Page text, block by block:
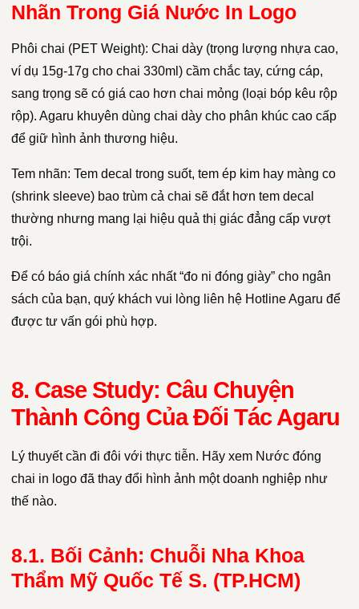
Nhãn Trong Giá Nước In Logo
Phôi chai (PET Weight): Chai dày (trọng lượng nhựa cao,
ví dụ 15g-17g cho chai 330ml) cầm chắc tay, cứng cáp,
sang trọng sẽ có giá cao hơn chai mỏng (loại bóp kêu rộp
rộp). Agaru khuyên dùng chai dày cho phân khúc cao cấp
để giữ hình ảnh thương hiệu.
Tem nhãn: Tem decal trong suốt, tem ép kim hay màng co
(shrink sleeve) bao trùm cả chai sẽ đắt hơn tem decal
thường nhưng mang lại hiệu quả thị giác đẳng cấp vượt
trội.
Để có báo giá chính xác nhất “đo ni đóng giày” cho ngân
sách của bạn, quý khách vui lòng liên hệ Hotline Agaru để
được tư vấn gói phù hợp.
8. Case Study: Câu Chuyện
Thành Công Của Đối Tác Agaru
Lý thuyết cần đi đôi với thực tiễn. Hãy xem Nước đóng
chai in logo đã thay đổi hình ảnh một doanh nghiệp như
thế nào.
8.1. Bối Cảnh: Chuỗi Nha Khoa
Thẩm Mỹ Quốc Tế S. (TP.HCM)